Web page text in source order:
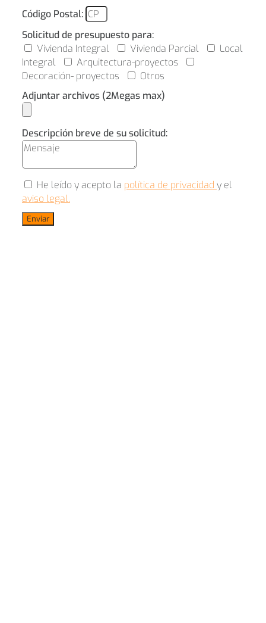
Código Postal:
Solicitud de presupuesto para:
Vivienda Integral
Vivienda Parcial
Local
Integral
Arquitectura-proyectos
Decoración- proyectos
Otros
Adjuntar archivos (2Megas max)
Descripción breve de su solicitud:
He leído y acepto la política de privacidad y el
aviso legal.
Enviar